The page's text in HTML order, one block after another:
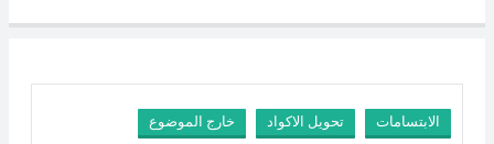
خارج الموضوع تحويل الاكواد الابتسامات